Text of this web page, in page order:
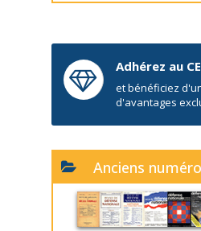
Adhérez au
et bénéficiez
d'avantages
Anciens